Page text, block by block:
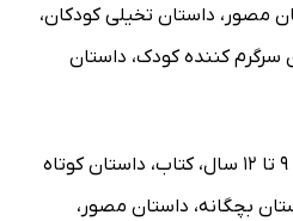
مصور ، داستان تخیلی کودکان،
سرگرم کننده کودک، داستان
9 تا 12 سال ،کتاب، داستان کوتاه
بچگانه، داستان مصور ،